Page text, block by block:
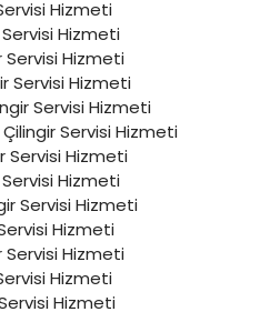
Hizmeti
Servisi Hizmeti
Servisi Hizmeti
Servisi Hizmeti
Servisi Hizmeti
Servisi Hizmeti
Servisi Hizmeti
Hizmeti
Servisi Hizmeti
Hizmeti
Servisi Hizmeti
Hizmeti
Hizmeti